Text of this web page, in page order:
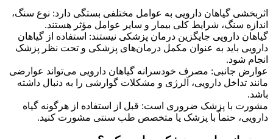
اثربخشی گیاهان دارویی به عوامل مختلفی بستگی دارد: نوع سنگ،
اندازه سنگ، شرایط کلی بیمار و سایر عوامل مؤثر هستند.
گیاهان دارویی جایگزین درمان پزشکی نیستند: استفاده از گیاهان
دارویی باید به عنوان مکمل درمان‌های پزشکی و تحت نظر پزشک
انجام شود.
عوارض جانبی: مصرف خودسرانه گیاهان دارویی می‌تواند عوارضی
مانند تداخل دارویی، آلرژی و مشکلات گوارشی را به دنبال داشته
باشد.
مشورت با پزشک ضروری است: قبل از استفاده از هرگونه گیاه
دارویی، حتماً با پزشک یا متخصص طب سنتی مشورت کنید.